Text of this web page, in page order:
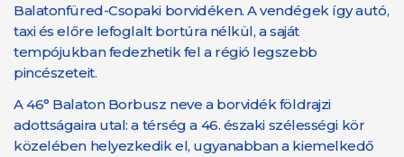
Balatonfüred-Csopaki borvidéken. A vendégek így autó,
taxi és előre lefoglalt bortúra nélkül, a saját
tempójukban fedezhetik fel a régió legszebb
pincészeteit.
A 46° Balaton Borbusz neve a borvidék földrajzi
adottságaira utal: a térség a 46. északi szélességi kör
közelében helyezkedik el, ugyanabban a kiemelkedő